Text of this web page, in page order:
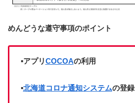
めんどうな遵守事項のポイント
▪アプリCOCOAの利用
▪北海道コロナ通知システムの登録